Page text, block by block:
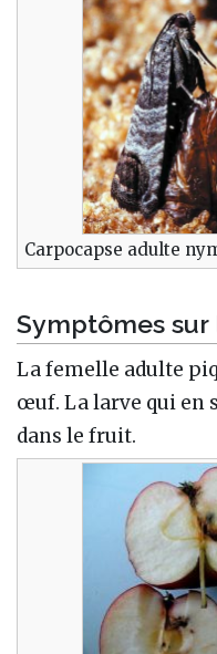
Carpocapse adulte
Symptômes sur
La femelle adulte
œuf. La larve qui en
dans le fruit.